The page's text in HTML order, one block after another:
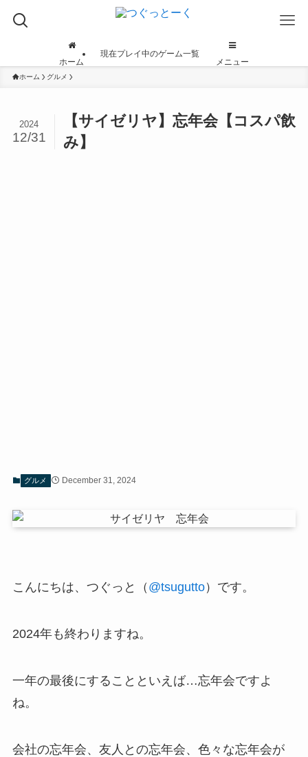
ホーム
現在プレイ中のゲーム一覧
メニュー
ホーム グルメ
【サイゼリヤ】忘年会【コスパ飲
み】
2024
12/31
グルメ December 31, 2024
こんにちは、つぐっと（ @tsugutto）です。
2024年も終わりますね。
一年の最後にすることといえば…忘年会ですよ
ね。
会社の忘年会、友人との忘年会、色々な忘年会が